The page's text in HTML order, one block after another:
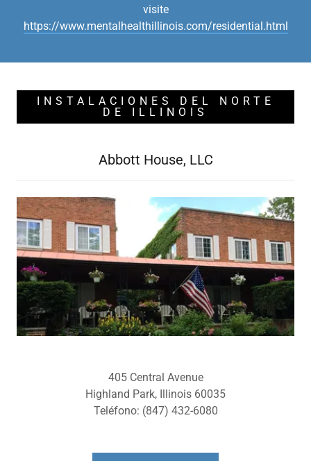
visite
https://www.mentalhealthillinois.com/residential.html
INSTALACIONES DEL NORTE
DE ILLINOIS
Abbott House, LLC
405 Central Avenue
Highland Park, Illinois 60035
Teléfono: (847) 432-6080